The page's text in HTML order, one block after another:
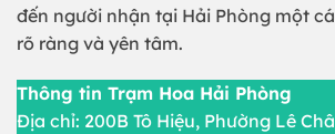
đến người nhận tại Hải Phòng một
rõ ràng và yên tâm.
Thông tin Trạm Hoa Hải Phòng
Địa chỉ: 200B Tô Hiệu, Phường Lê